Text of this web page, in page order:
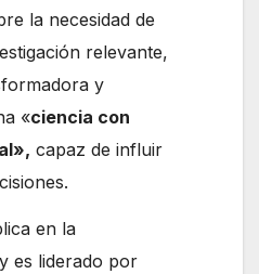
la necesidad de
relevante,
y
«ciencia con
capaz de influir
en la
es liderado por